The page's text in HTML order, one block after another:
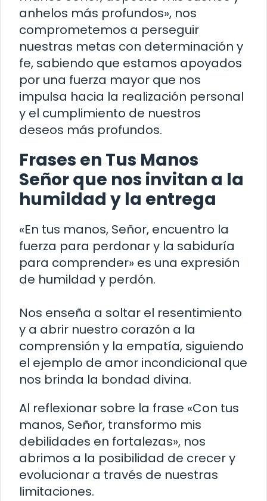
anhelos más profundos», nos
comprometemos a perseguir
nuestras metas con determinación y
fe, sabiendo que estamos apoyados
por una fuerza mayor que nos
impulsa hacia la realización personal
y el cumplimiento de nuestros
deseos más profundos.
Frases en Tus Manos
Señor que nos invitan a la
humildad y la entrega
«En tus manos, Señor, encuentro la
fuerza para perdonar y la sabiduría
para comprender» es una expresión
de humildad y perdón.
Nos enseña a soltar el resentimiento
y a abrir nuestro corazón a la
comprensión y la empatía, siguiendo
el ejemplo de amor incondicional que
nos brinda la bondad divina.
Al reflexionar sobre la frase «Con tus
manos, Señor, transformo mis
debilidades en fortalezas», nos
abrimos a la posibilidad de crecer y
evolucionar a través de nuestras
limitaciones.